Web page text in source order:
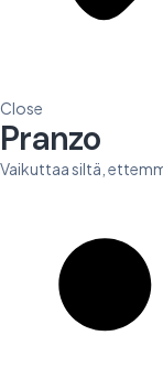
Close
Pranzo
Vaikuttaa siltä,